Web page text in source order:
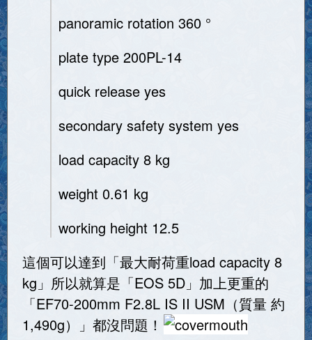
panoramic rotation 360 °
plate type 200PL-14
quick release yes
secondary safety system yes
load capacity 8 kg
weight 0.61 kg
working height 12.5
這個可以達到「最大耐荷重load capacity 8
kg」所以就算是「EOS 5D」加上更重的
「EF70-200mm F2.8L IS II USM（質量 約
1,490g）」都沒問題！